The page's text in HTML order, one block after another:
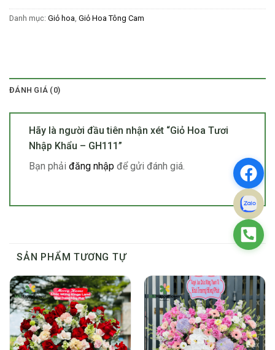
Danh mục: Giỏ hoa Giỏ Hoa Tông Cam
ĐÁNH GIÁ (0)
Hãy là người đầu tiên nhận xét “Giỏ Hoa Tươi
Nhập Khẩu – GH111”
Bạn phải đăng nhập để gửi đánh giá.
SẢN PHẨM TƯƠNG TỰ